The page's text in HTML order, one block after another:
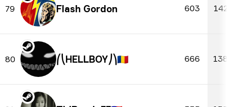
79 Flash Gordon 603
80 ⎛⎝HELLBOY⎠⎞🇷🇴 666